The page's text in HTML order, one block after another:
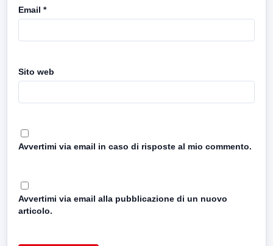
Email *
Sito web
Avvertimi via email in caso di risposte al mio commento.
Avvertimi via email alla pubblicazione di un nuovo
articolo.